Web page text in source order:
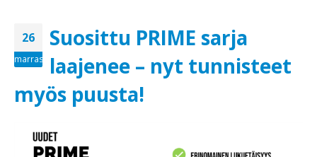
26
marras
Suosittu PRIME sarja
laajenee – nyt tunnisteet
myös puusta!